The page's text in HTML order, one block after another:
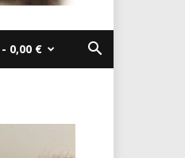
0,00 €